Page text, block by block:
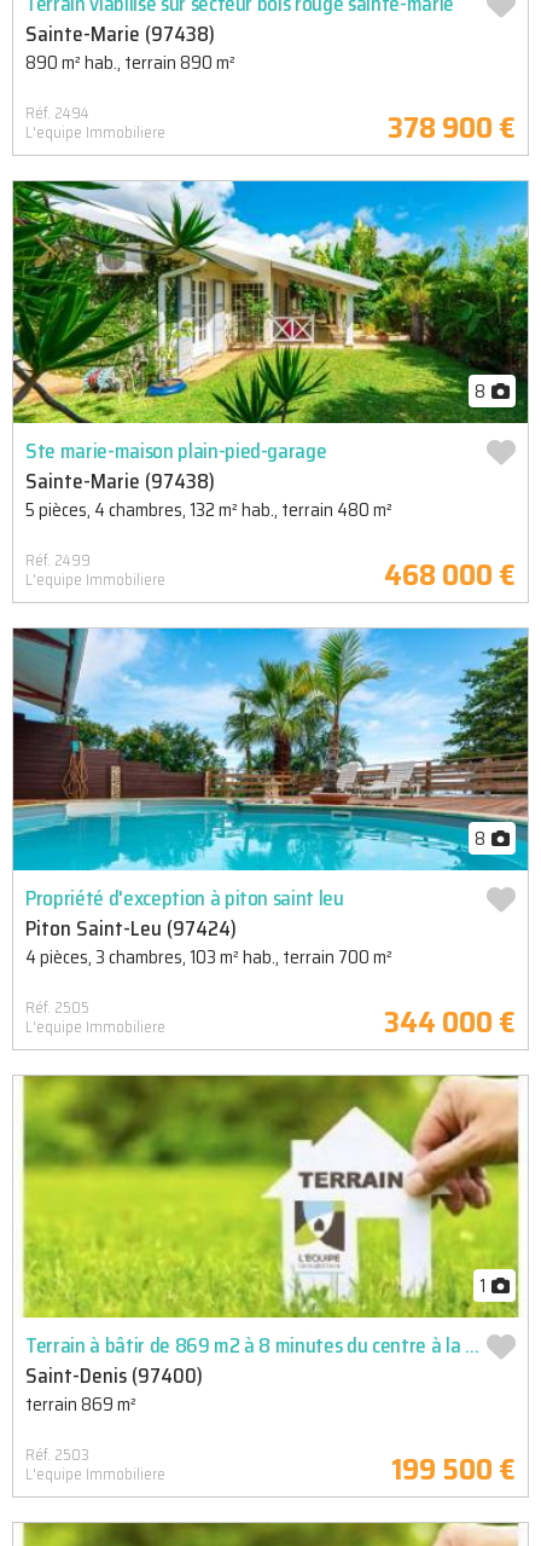
Sainte-Marie (97438)
890 m² hab., terrain 890 m²
Réf. 2494
L'equipe Immobiliere 378 900 €
8
Ste marie-maison plain-pied-garage
Sainte-Marie (97438)
5 pièces, 4 chambres, 132 m² hab., terrain 480 m²
Réf. 2499
L'equipe Immobiliere 468 000 €
8
Propriété d'exception à piton saint leu
Piton Saint-Leu (97424)
4 pièces, 3 chambres, 103 m² hab., terrain 700 m²
Réf. 2505
L'equipe Immobiliere 344 000 €
1
Terrain à bâtir de 869 m2 à 8 minutes du centre à la montagne
Saint-Denis (97400)
terrain 869 m²
Réf. 2503
L'equipe Immobiliere 199 500 €